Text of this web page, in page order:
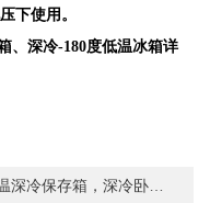
下使用。
、深冷-180度低温冰箱详
冷卧式低温冰箱，超低温冰箱系列